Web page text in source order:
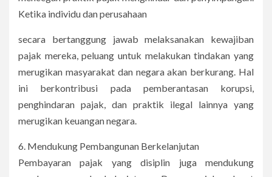
Ketika individu dan perusahaan
secara bertanggung jawab melaksanakan kewajiban
pajak mereka, peluang untuk melakukan tindakan yang
merugikan masyarakat dan negara akan berkurang. Hal
ini berkontribusi pada pemberantasan korupsi,
penghindaran pajak, dan praktik ilegal lainnya yang
merugikan keuangan negara.
6. Mendukung Pembangunan Berkelanjutan
Pembayaran pajak yang disiplin juga mendukung